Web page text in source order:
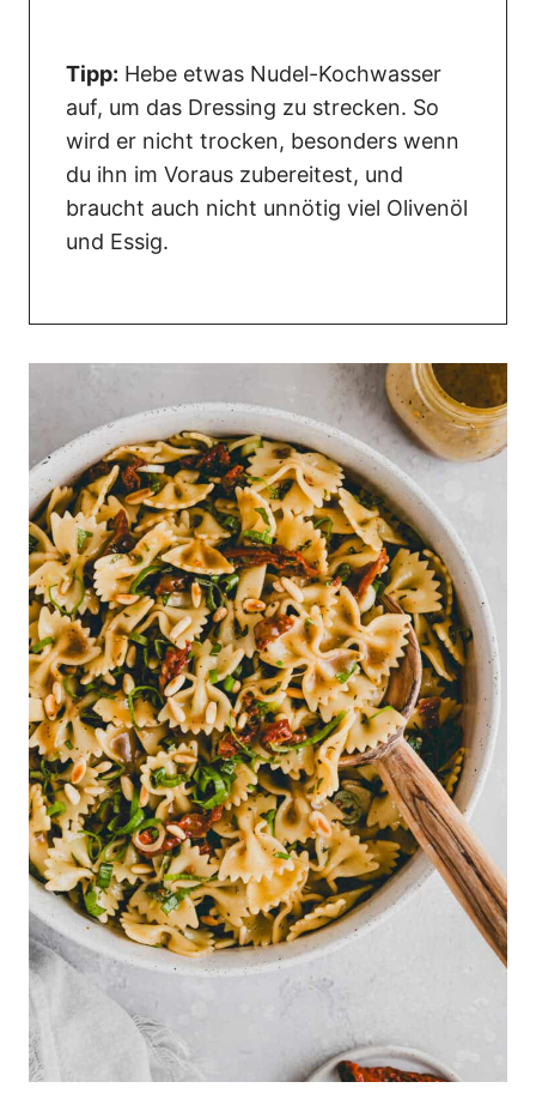
Tipp: Hebe etwas Nudel-Kochwasser
auf, um das Dressing zu strecken. So
wird er nicht trocken, besonders wenn
du ihn im Voraus zubereitest, und
braucht auch nicht unnötig viel Olivenöl
und Essig.